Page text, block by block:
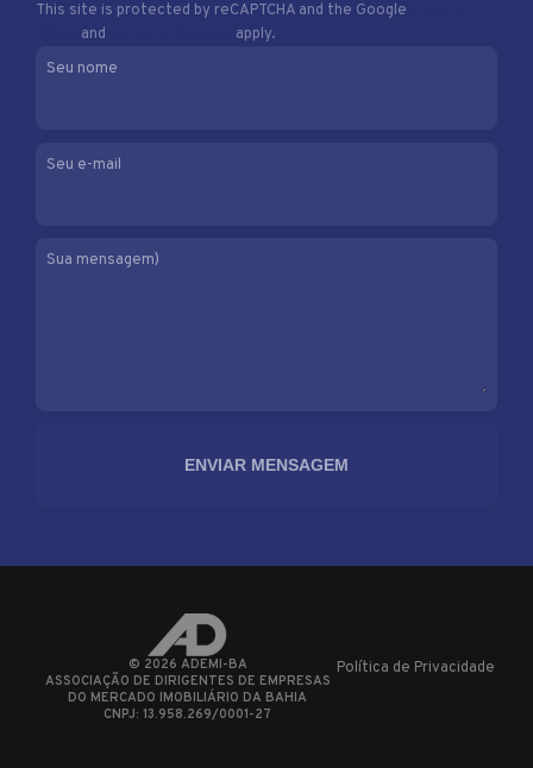
This site is protected by reCAPTCHA and the Google
and
apply.
Seu nome
Seu e-mail
Sua mensagem)
© 2026 ADEMI-BA
ASSOCIAÇÃO DE DIRIGENTES DE EMPRESAS
DO MERCADO IMOBILIÁRIO DA BAHIA
CNPJ: 13.958.269/0001-27
Política de Privacidade